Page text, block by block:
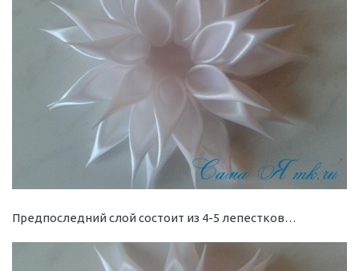
Предпоследний слой состоит из 4-5 лепестков…